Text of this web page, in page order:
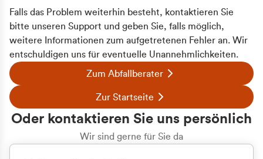
Falls das Problem weiterhin besteht, kontaktieren Sie
bitte unseren Support und geben Sie, falls möglich,
weitere Informationen zum aufgetretenen Fehler an. Wir
entschuldigen uns für eventuelle Unannehmlichkeiten.
Zum Abfallberater
Zur Startseite
Oder kontaktieren Sie uns persönlich
Wir sind gerne für Sie da